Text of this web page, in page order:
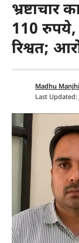
भ्रष्टाचार
110 रुपये,
रिश्वत;
Last Updated:
Madhu Manjhi